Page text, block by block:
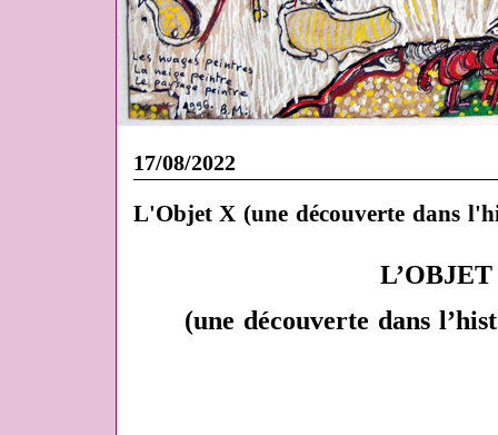
17/08/2022
L'Objet X (une découverte dans
(une découverte dans